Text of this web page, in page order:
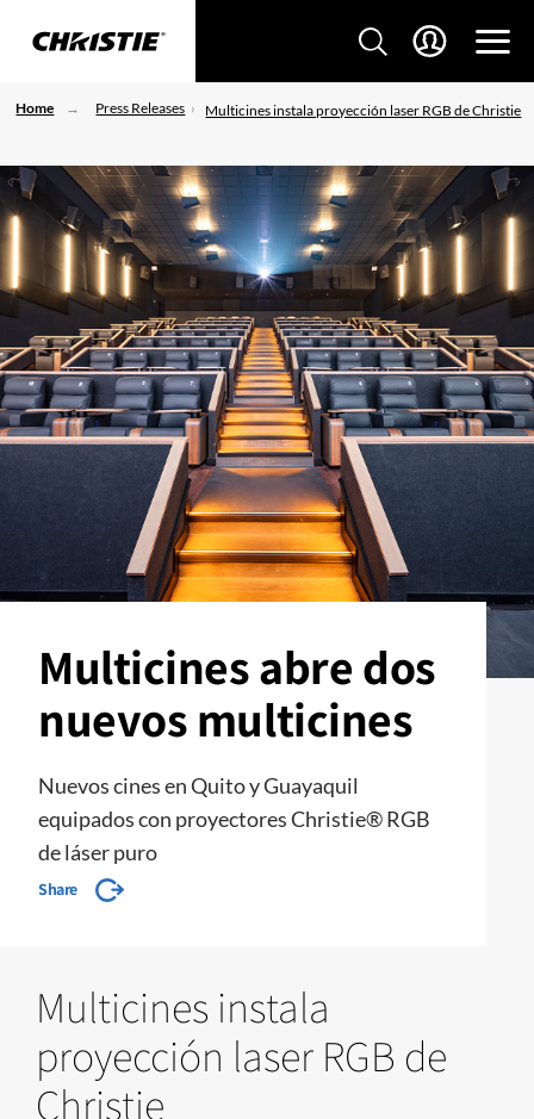
Home Press Releases Multicines instala proyección laser RGB de Christie
Multicines abre dos
nuevos multicines
Nuevos cines en Quito y Guayaquil
equipados con proyectores Christie® RGB
de láser puro
Share
Multicines instala
proyección laser RGB de
Christie